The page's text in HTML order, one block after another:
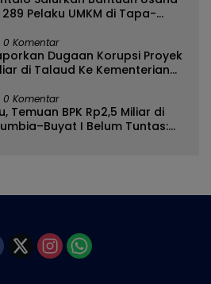
Pelaku UMKM di Tapa-
0 Komentar
Dugaan Korupsi Proyek
di Talaud Ke Kementerian
0 Komentar
Temuan BPK Rp2,5 Miliar di
I Belum Tuntas: